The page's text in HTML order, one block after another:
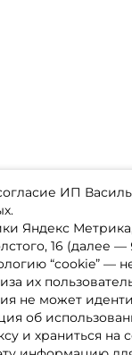
ИП
Яндекс
16 (далее —
“cookie”
их
не может
об
и храниться
ПД